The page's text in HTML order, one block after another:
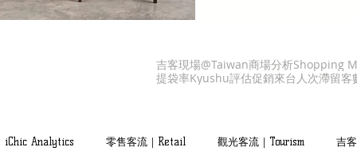
吉客現場@Taiwan商場分析Shopping
提袋率Kyushu評估促銷來台人次滯留客
iChic Analytics 零售客流｜Retail 觀光客流｜Tourism 吉